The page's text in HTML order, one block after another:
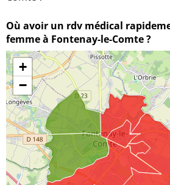
Où avoir un rdv médical
femme à Fontenay-le-Comte ?
+
−